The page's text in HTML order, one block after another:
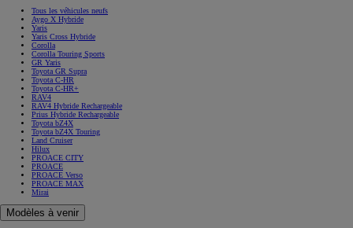
Tous les véhicules neufs
Aygo X Hybride
Yaris
Yaris Cross Hybride
Corolla
Corolla Touring Sports
GR Yaris
Toyota GR Supra
Toyota C-HR
Toyota C-HR+
RAV4
RAV4 Hybride Rechargeable
Prius Hybride Rechargeable
Toyota bZ4X
Toyota bZ4X Touring
Land Cruiser
Hilux
PROACE CITY
PROACE
PROACE Verso
PROACE MAX
Mirai
Modèles à venir